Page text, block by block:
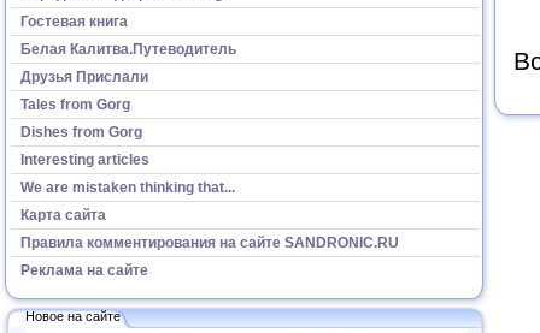
Гостевая книга
Белая Калитва.Путеводитель
Друзья Прислали
Tales from Gorg
Dishes from Gorg
Interesting articles
We are mistaken thinking that...
Карта сайта
Правила комментирования на сайте SANDRONIC.RU
Реклама на сайте
Новое на сайте